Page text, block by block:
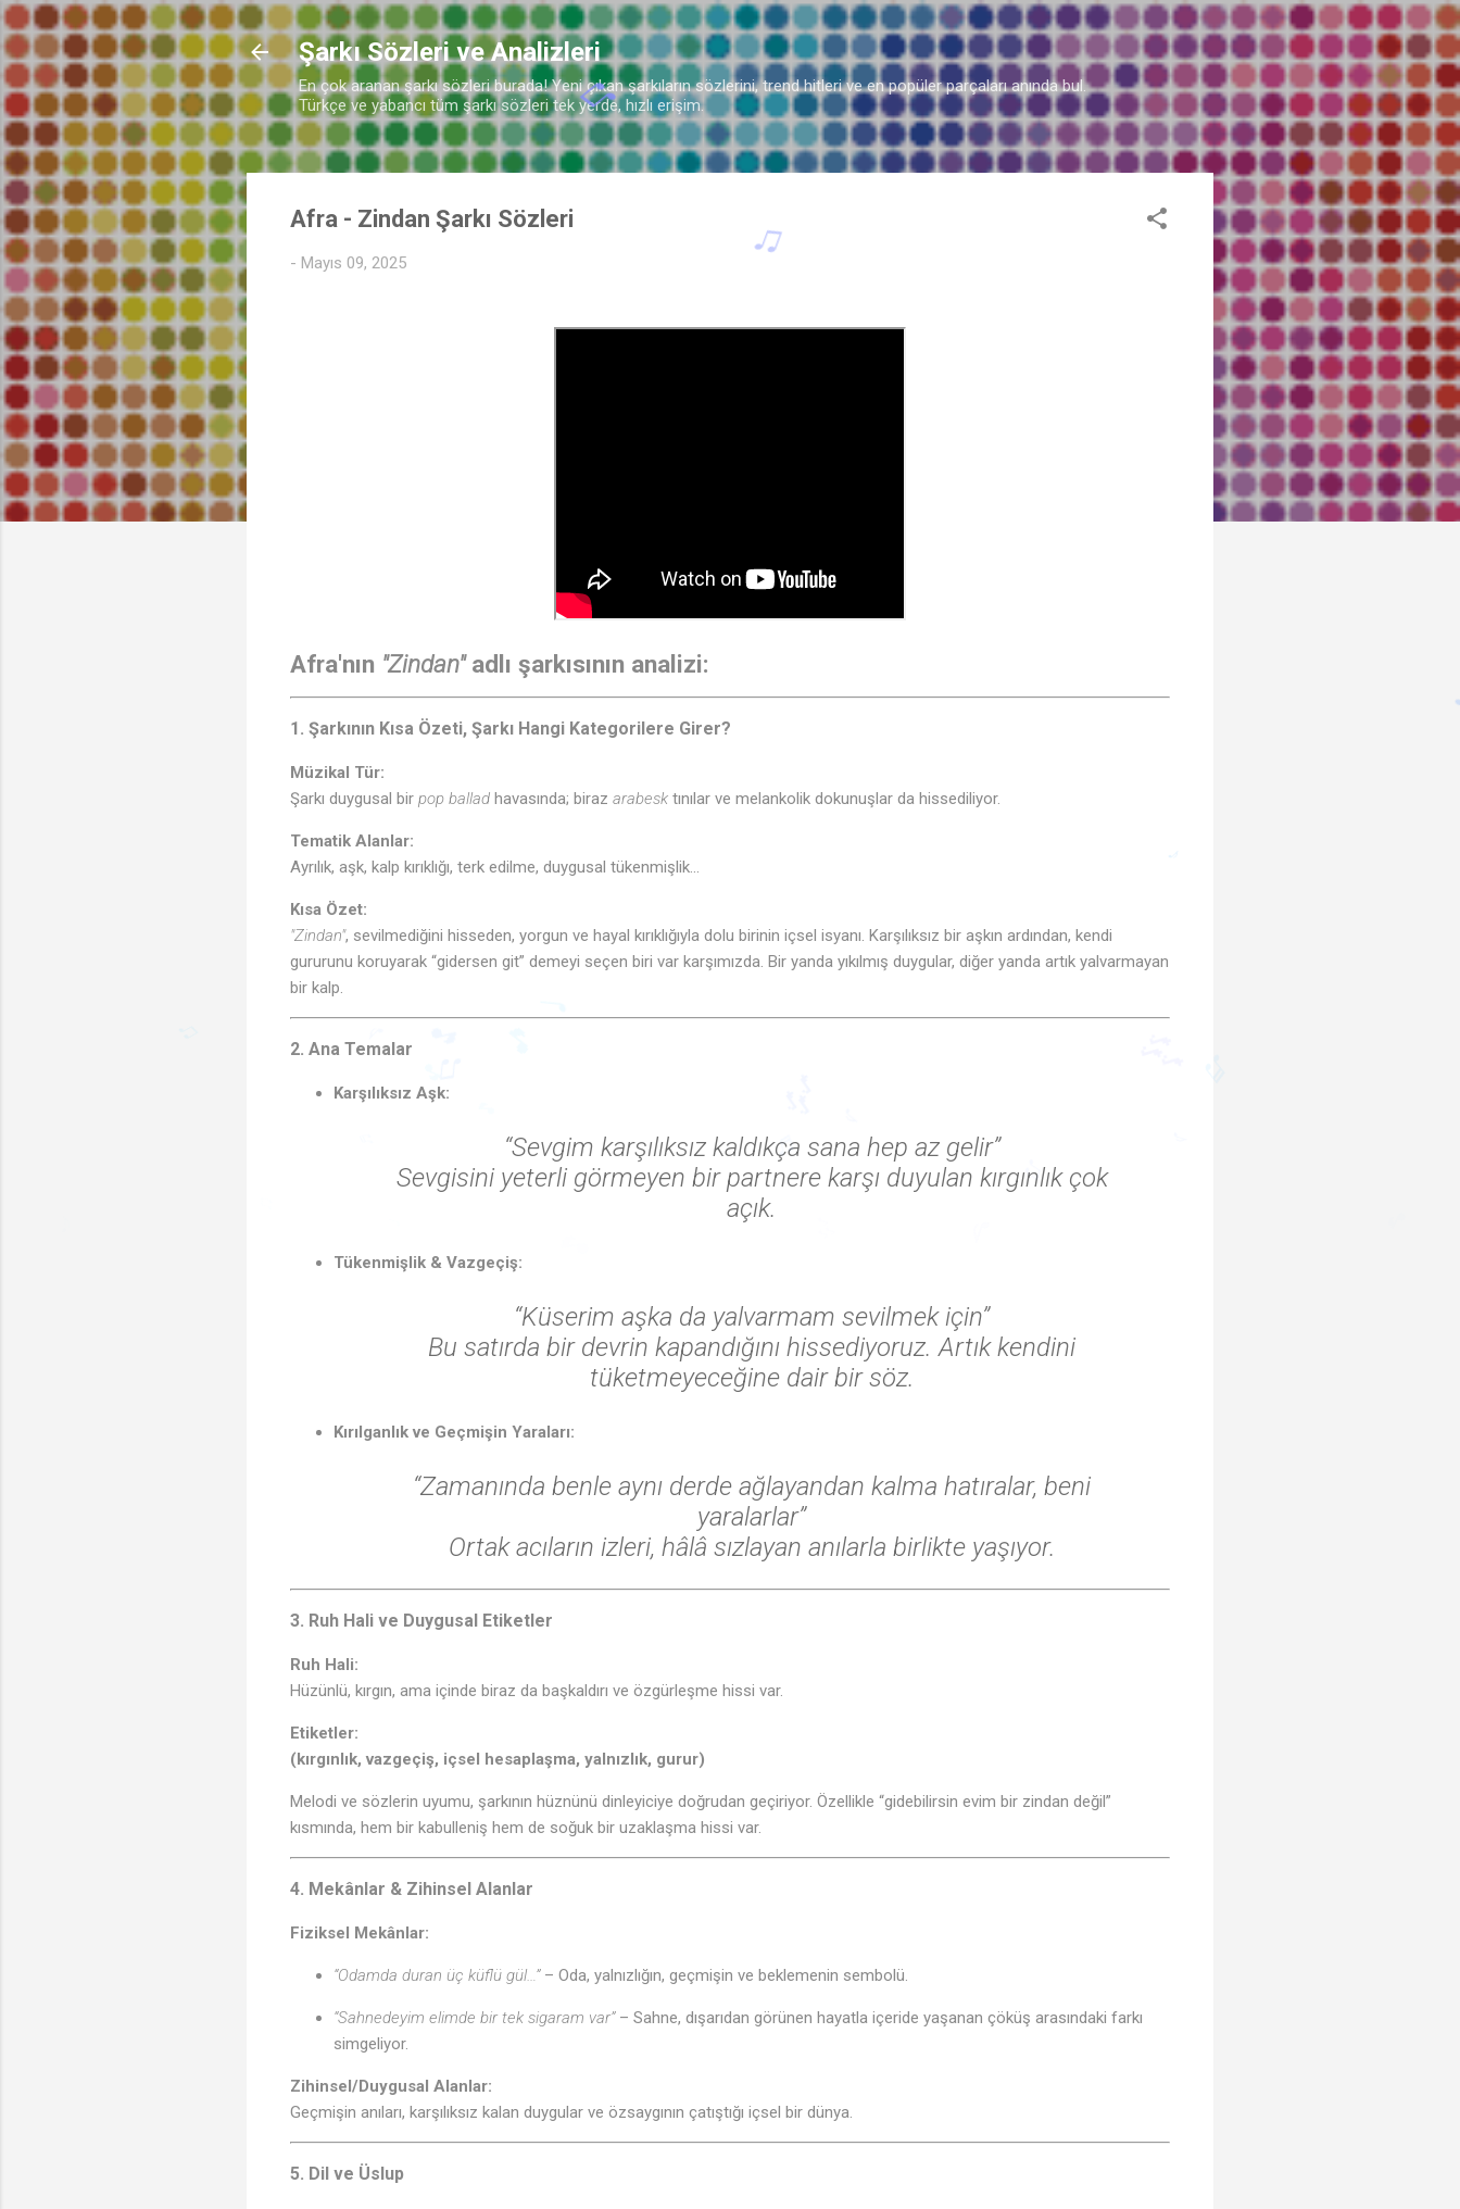
Ana içeriğe atla
Şarkı Sözleri ve Analizleri
En çok aranan şarkı sözleri burada! Yeni çıkan şarkıların sözlerini, trend hitleri ve en popüler parçaları anında bul.
Türkçe ve yabancı tüm şarkı sözleri tek yerde, hızlı erişim.
Afra - Zindan Şarkı Sözleri
- Mayıs 09, 2025
Afra'nın "Zindan"adlı şarkısının analizi:
1. Şarkının Kısa Özeti, Şarkı Hangi Kategorilere Girer?
Müzikal Tür:
Şarkı duygusal bir pop ballad havasında; biraz arabesk tınılar ve melankolik dokunuşlar da hissediliyor.
Tematik Alanlar:
Ayrılık, aşk, kalp kırıklığı, terk edilme, duygusal tükenmişlik...
Kısa Özet:
"Zindan", sevilmediğini hisseden, yorgun ve hayal kırıklığıyla dolu birinin içsel isyanı. Karşılıksız bir aşkın ardından, kendi
gururunu koruyarak “gidersen git” demeyi seçen biri var karşımızda. Bir yanda yıkılmış duygular, diğer yanda artık yalvarmayan
bir kalp.
2. Ana Temalar
Karşılıksız Aşk:
“Sevgim karşılıksız kaldıkça sana hep az gelir”
Sevgisini yeterli görmeyen bir partnere karşı duyulan kırgınlık çok
açık.
Tükenmişlik & Vazgeçiş:
“Küserim aşka da yalvarmam sevilmek için”
Bu satırda bir devrin kapandığını hissediyoruz. Artık kendini
tüketmeyeceğine dair bir söz.
Kırılganlık ve Geçmişin Yaraları:
“Zamanında benle aynı derde ağlayandan kalma hatıralar, beni
yaralarlar”
Ortak acıların izleri, hâlâ sızlayan anılarla birlikte yaşıyor.
3. Ruh Hali ve Duygusal Etiketler
Ruh Hali:
Hüzünlü, kırgın, ama içinde biraz da başkaldırı ve özgürleşme hissi var.
Etiketler:
(kırgınlık, vazgeçiş, içsel hesaplaşma, yalnızlık, gurur)
Melodi ve sözlerin uyumu, şarkının hüznünü dinleyiciye doğrudan geçiriyor. Özellikle “gidebilirsin evim bir zindan değil”
kısmında, hem bir kabulleniş hem de soğuk bir uzaklaşma hissi var.
4. Mekânlar & Zihinsel Alanlar
Fiziksel Mekânlar:
“Odamda duran üç küflü gül…”– Oda, yalnızlığın, geçmişin ve beklemenin sembolü.
“Sahnedeyim elimde bir tek sigaram var”– Sahne, dışarıdan görünen hayatla içeride yaşanan çöküş arasındaki farkı
simgeliyor.
Zihinsel/Duygusal Alanlar:
Geçmişin anıları, karşılıksız kalan duygular ve özsaygının çatıştığı içsel bir dünya.
5. Dil ve Üslup
♬
♫
🎵
♩
🎵
🎵 ♩
♫
♬